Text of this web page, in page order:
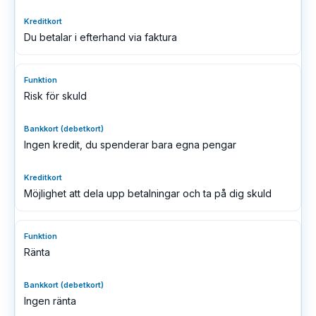
Du betalar i efterhand via faktura
Risk för skuld
Ingen kredit, du spenderar bara egna pengar
Möjlighet att dela upp betalningar och ta på dig skuld
Ränta
Ingen ränta